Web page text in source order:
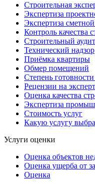
Строительная
Экспертиза
Экспертиза
Контроль качества
Строительный аудит
Технический надзор
Приёмка квартиры
Обмер помещений
Степень
Рецензии на
Оценка качества
Экспертиза
Стоимость услуг
Какую услугу
Услуги оценки
Оценка объектов
Оценка ущерба от
Оценка